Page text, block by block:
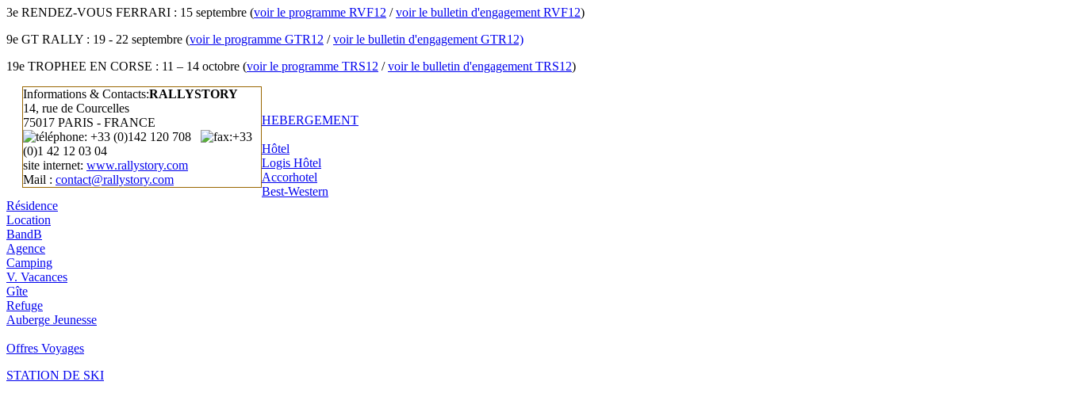
3e RENDEZ-VOUS FERRARI : 15 septembre (voir le programme RVF12 /voir le bulletin d'engagement RVF12)
9e GT RALLY : 19 - 22 septembre (voir le programme GTR12 /voir le bulletin d'engagement GTR12)
19e TROPHEE EN CORSE : 11 – 14 octobre (voir le programme TRS12 /voir le bulletin d'engagement TRS12)
Informations & Contacts:RALLYSTORY
14, rue de Courcelles
75017 PARIS - FRANCE
: +33 (0)142 120 708
:+33
(0)1 42 12 03 04
site internet: www.rallystory.com
Mail : contact@rallystory.com
HEBERGEMENT
Hôtel
Logis Hôtel
Accorhotel
Best-Western
Résidence
Location
BandB
Agence
Camping
V. Vacances
Gîte
Refuge
Auberge Jeunesse
Offres Voyages
STATION DE SKI